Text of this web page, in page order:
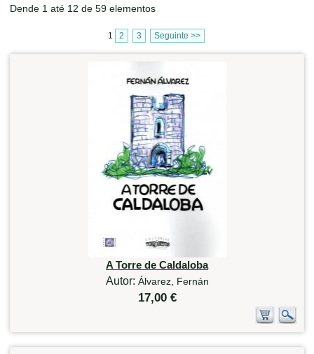
Dende 1 até 12 de 59 elementos
1 2 3 Seguinte >>
A Torre de Caldaloba
Autor: Álvarez, Fernán
17,00 €